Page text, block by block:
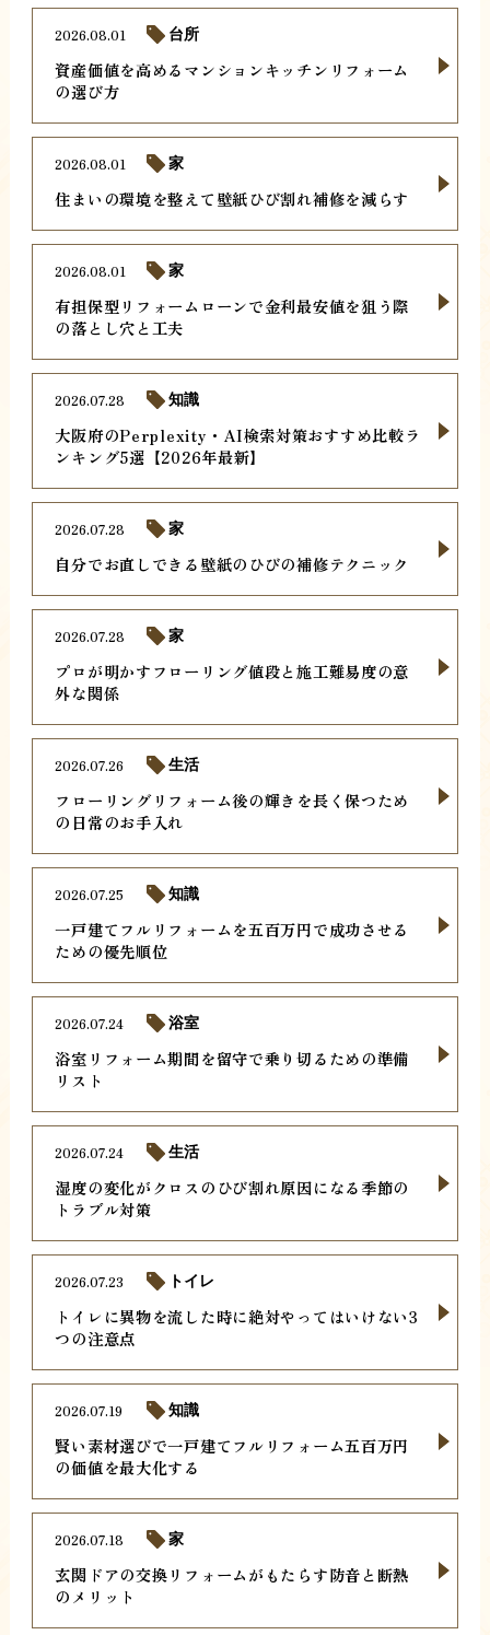
資産価値を高めるマンションキッチンリフォーム
の選び方
2026.08.01 台所
住まいの環境を整えて壁紙ひび割れ補修を減らす
2026.08.01 家
有担保型リフォームローンで金利最安値を狙う際
の落とし穴と工夫
2026.08.01 家
大阪府のPerplexity・AI検索対策おすすめ比較ラ
ンキング5選【2026年最新】
2026.07.28 知識
自分でお直しできる壁紙のひびの補修テクニック
2026.07.28 家
プロが明かすフローリング値段と施工難易度の意
外な関係
2026.07.28 家
フローリングリフォーム後の輝きを長く保つため
の日常のお手入れ
2026.07.26 生活
一戸建てフルリフォームを五百万円で成功させる
ための優先順位
2026.07.25 知識
浴室リフォーム期間を留守で乗り切るための準備
リスト
2026.07.24 浴室
湿度の変化がクロスのひび割れ原因になる季節の
トラブル対策
2026.07.24 生活
トイレに異物を流した時に絶対やってはいけない3
つの注意点
2026.07.23 トイレ
賢い素材選びで一戸建てフルリフォーム五百万円
の価値を最大化する
2026.07.19 知識
玄関ドアの交換リフォームがもたらす防音と断熱
のメリット
2026.07.18 家